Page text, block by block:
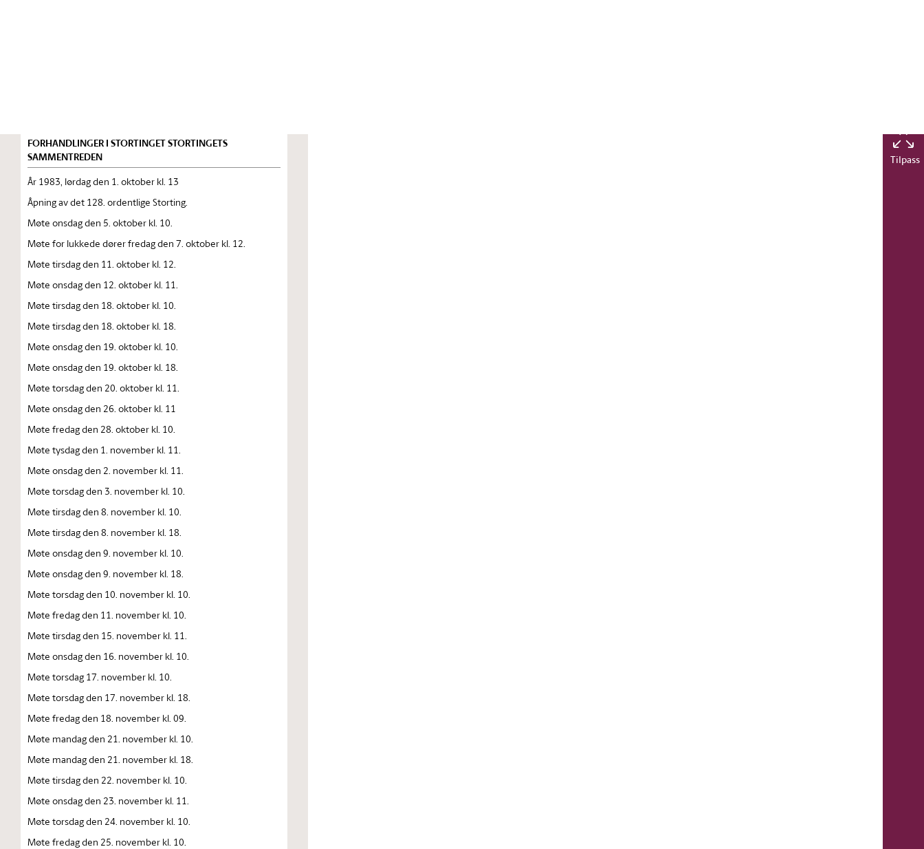
FORHANDLINGER I STORTINGET STORTINGETS
SAMMENTREDEN
År 1983, lørdag den 1. oktober kl. 13
Åpning av det 128. ordentlige Storting.
Møte onsdag den 5. oktober kl. 10.
Møte for lukkede dører fredag den 7. oktober kl. 12.
Møte tirsdag den 11. oktober kl. 12.
Møte onsdag den 12. oktober kl. 11.
Møte tirsdag den 18. oktober kl. 10.
Møte tirsdag den 18. oktober kl. 18.
Møte onsdag den 19. oktober kl. 10.
Møte onsdag den 19. oktober kl. 18.
Møte torsdag den 20. oktober kl. 11.
Møte onsdag den 26. oktober kl. 11
Møte fredag den 28. oktober kl. 10.
Møte tysdag den 1. november kl. 11.
Møte onsdag den 2. november kl. 11.
Møte torsdag den 3. november kl. 10.
Møte tirsdag den 8. november kl. 10.
Møte tirsdag den 8. november kl. 18.
Møte onsdag den 9. november kl. 10.
Møte onsdag den 9. november kl. 18.
Møte torsdag den 10. november kl. 10.
Møte fredag den 11. november kl. 10.
Møte tirsdag den 15. november kl. 11.
Møte onsdag den 16. november kl. 10.
Møte torsdag 17. november kl. 10.
Møte torsdag den 17. november kl. 18.
Møte fredag den 18. november kl. 09.
Møte mandag den 21. november kl. 10.
Møte mandag den 21. november kl. 18.
Møte tirsdag den 22. november kl. 10.
Møte onsdag den 23. november kl. 11.
Møte torsdag den 24. november kl. 10.
Møte fredag den 25. november kl. 10.